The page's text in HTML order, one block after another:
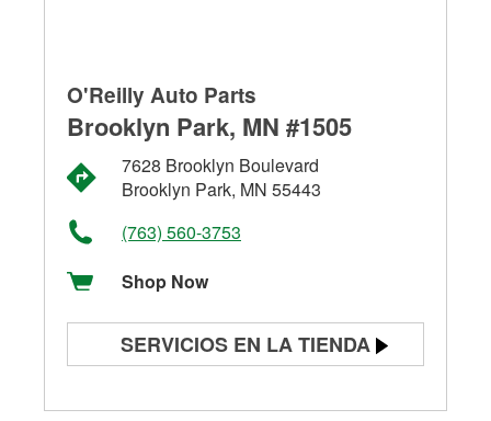
O'Reilly Auto Parts
Brooklyn Park, MN #1505
7628 Brooklyn Boulevard
Brooklyn Park, MN 55443
(763) 560-3753
Shop Now
SERVICIOS EN LA TIENDA